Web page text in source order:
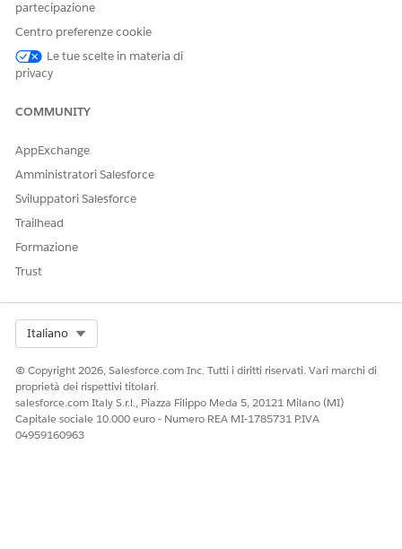
Giorni.
SelezionareObbligatorio
obbligatoria l'esecuzione dell'operazione.
Assegnare l'operazione a un utente e a un ruolo specifico.
all'assegnatario dell'operazione alla data di scadenza.
QUESTO ARTICOLO HA RISOLTO IL PROBLEMA?
partecipazione
Centro preferenze cookie
Le tue scelte in materia di
privacy
COMMUNITY
AppExchange
Amministratori Salesforce
Sviluppatori Salesforce
Trailhead
Formazione
Trust
Italiano
© Copyright 2026, Salesforce.com Inc. Tutti i diritti riservati. Vari marchi di
proprietà dei rispettivi titolari.
salesforce.com Italy S.r.l., Piazza Filippo Meda 5, 20121 Milano (MI)
Capitale sociale 10.000 euro - Numero REA MI-1785731 P.IVA
04959160963